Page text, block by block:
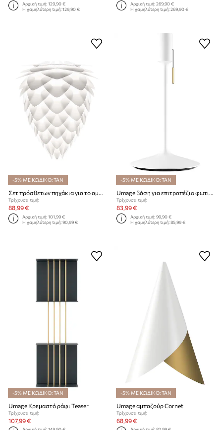
Αρχική τιμή:129,90 €
Η χαμηλότερη τιμή:129,90 €
Αρχική τιμή:269,90 €
Η χαμηλότερη τιμή:269,90 €
-5% ΜΕ ΚΩΔΙΚΟ: TAN
Σετ πρόσθετων πηχάκια για το αμπαζούρ Umage Conia
Τρέχουσα τιμή:
88,99 €
Αρχική τιμή:101,99 €
Η χαμηλότερη τιμή:90,99 €
-5% ΜΕ ΚΩΔΙΚΟ: TAN
Umage βάση για επιτραπέζιο φωτιστικό Sante Table
Τρέχουσα τιμή:
83,99 €
Αρχική τιμή:99,90 €
Η χαμηλότερη τιμή:85,99 €
-5% ΜΕ ΚΩΔΙΚΟ: TAN
Umage Κρεμαστό ράφι Teaser
Τρέχουσα τιμή:
107,99 €
-5% ΜΕ ΚΩΔΙΚΟ: TAN
Umage αμπαζούρ Cornet
Τρέχουσα τιμή:
68,99 €